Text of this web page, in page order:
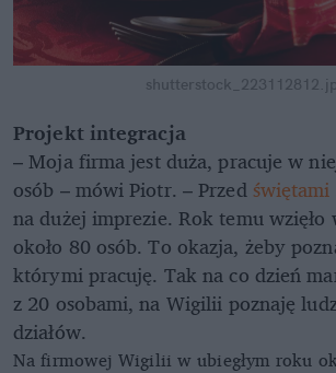
Projekt integracja
– Moja firma jest duża, pracuje w
osób – mówi Piotr. – Przedświętami
na dużej imprezie. Rok temu wzięło
około 80 osób. To okazja, żeby
którymi pracuję. Tak na co dzień
z 20 osobami, na Wigilii poznaję
działów.
Na firmowej Wigilii w ubiegłym roku